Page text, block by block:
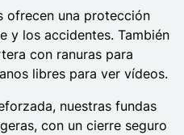
ofrecen una protección
y los accidentes. También
con ranuras para
libres para ver vídeos.
nuestras fundas
con un cierre seguro